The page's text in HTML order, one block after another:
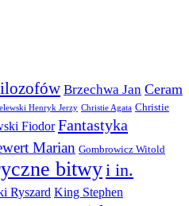
Brzechwa Jan Ceram
Henryk Jerzy Christie Agata Christie
Fiodor Fantastyka
Marian Gombrowicz Witold
bitwyi in.
Ryszard King Stephen